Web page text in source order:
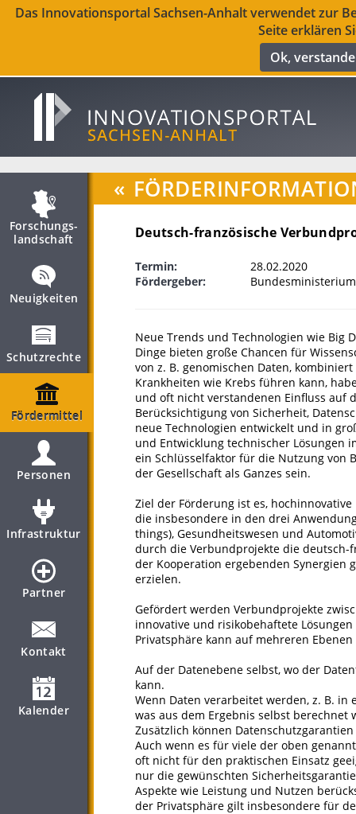
Das Innovationsportal Sachsen-Anhalt verwendet zur
Seite erklären
Ok,
Forschungs­
landschaft
Neuigkeiten
Schutzrechte
Fördermittel
Personen
Infrastruktur
Partner
Kontakt
Kalender
«
Deutsch-französische
Termin:
28.02.2020
Fördergeber:
Neue Trends und Technologien wie Big
Dinge bieten große Chancen für
von z. B. genomischen Daten,
Krankheiten wie Krebs führen kann,
und oft nicht verstandenen Einfluss auf
Berücksichtigung von Sicherheit,
neue Technologien entwickelt und in
und Entwicklung technischer Lösungen
ein Schlüsselfaktor für die Nutzung von
der Gesellschaft als Ganzes sein.
Ziel der Förderung ist es,
die insbesondere in den drei
things), Gesundheitswesen und
durch die Verbundprojekte die deutsch-
der Kooperation ergebenden Synergien
erzielen.
Gefördert werden Verbundprojekte
innovative und risikobehaftete
Privatsphäre kann auf mehreren
Auf der Datenebene selbst, wo der
kann.
Wenn Daten verarbeitet werden, z. B. in
was aus dem Ergebnis selbst berechnet
Zusätzlich können
Auch wenn es für viele der oben
oft nicht für den praktischen Einsatz
nur die gewünschten
Aspekte wie Leistung und Nutzen
der Privatsphäre gilt insbesondere für